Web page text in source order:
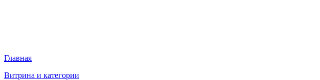
Главная
Витрина и категории